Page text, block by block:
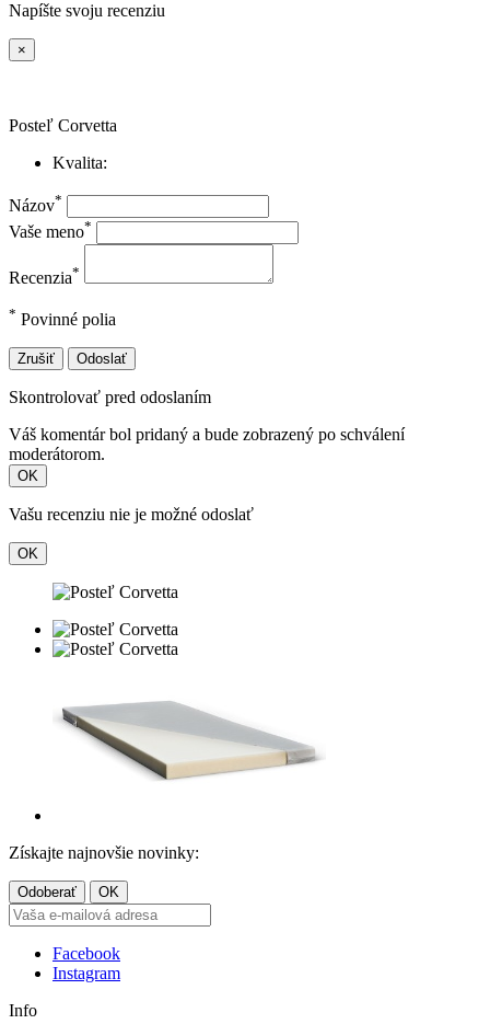
Napíšte svoju recenziu
×
Posteľ Corvetta
Kvalita:
Názov*
Vaše meno*
Recenzia*
* Povinné polia
Zrušiť Odoslať
Skontrolovať pred odoslaním
Váš komentár bol pridaný a bude zobrazený po schválení
moderátorom.
OK
Vašu recenziu nie je možné odoslať
OK
Získajte najnovšie novinky:
Facebook
Instagram
Info